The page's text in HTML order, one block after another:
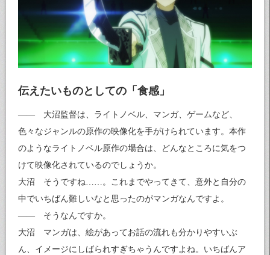
伝えたいものとしての「食感」
—— 大沼監督は、ライトノベル、マンガ、ゲームなど、
色々なジャンルの原作の映像化を手がけられています。本作
のようなライトノベル原作の場合は、どんなところに気をつ
けて映像化されているのでしょうか。
大沼 そうですね……。これまでやってきて、意外と自分の
中でいちばん難しいなと思ったのがマンガなんですよ。
—— そうなんですか。
大沼 マンガは、絵があってお話の流れも分かりやすいぶ
ん、イメージにしばられすぎちゃうんですよね。いちばんア